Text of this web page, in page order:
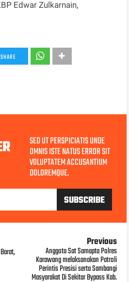
Edwar Zulkarnain,
SHARE
SED UT PERSPICIATIS UNDE
OMNIS ISTE NATUS ERROR SIT
VOLUPTATEM ACCUSANTIUM
DOLOREMQUE.
Previous
Anggota Sat Samapta Polres
Karawang melaksanakan Patroli
Perintis Presisi serta Sambangi
Masyarakat Di Sekitar Bypass Kab.